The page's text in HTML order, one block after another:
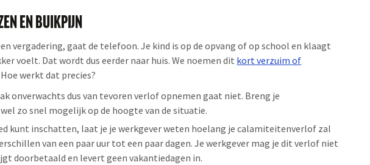
EN BUIKPIJN
vergadering, gaat de telefoon. Je kind is op de opvang of op school en klaagt
voelt. Dat wordt dus eerder naar huis. We noemen dit kort verzuim of
Hoe werkt dat precies?
onverwachts dus van tevoren verlof opnemen gaat niet. Breng je
zo snel mogelijk op de hoogte van de situatie.
kunt inschatten, laat je je werkgever weten hoelang je calamiteitenverlof zal
van een paar uur tot een paar dagen. Je werkgever mag je dit verlof niet
doorbetaald en levert geen vakantiedagen in.